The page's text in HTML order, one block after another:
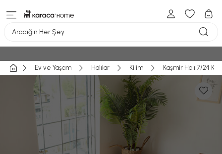
Aradığın Her Şey
Ev ve Yaşam Halılar Kilim Kaşmir Halı 7/24